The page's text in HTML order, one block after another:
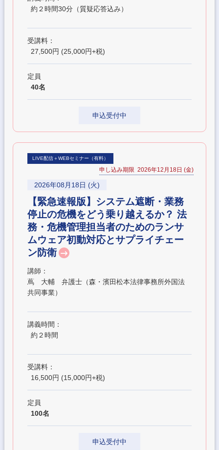
約２時間30分（質疑応答込み）
受講料：
27,500円 (25,000円+税)
定員
40名
申込受付中
LIVE配信＋WEBセミナー（有料）
申し込み期限 2026年12月18日 (金)
2026年08月18日 (火)
【緊急速報版】システム遮断・業務
停止の危機をどう乗り越えるか？ 法
務・危機管理担当者のためのランサ
ムウェア初動対応とサプライチェー
ン防衛
講師：
蔦 大輔 弁護士（森・濱田松本法律事務所外国法
共同事業）
講義時間：
約２時間
受講料：
16,500円 (15,000円+税)
定員
100名
申込受付中